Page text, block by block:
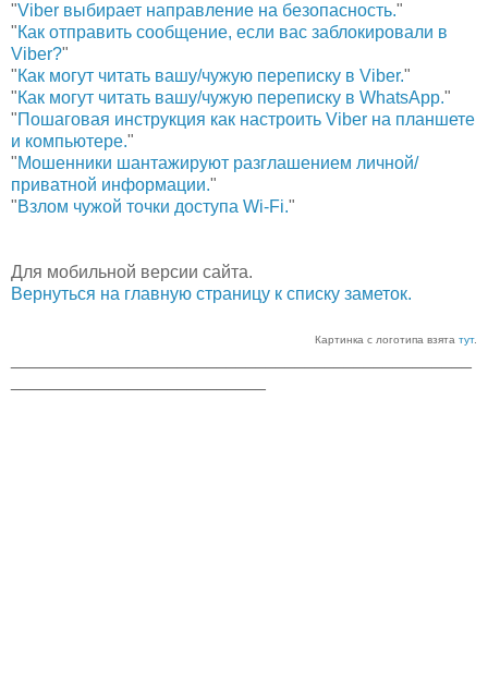
"Viber выбирает направление на безопасность."
"Как отправить сообщение, если вас заблокировали в
Viber?"
"Как могут читать вашу/чужую переписку в Viber."
"Как могут читать вашу/чужую переписку в WhatsApp."
"Пошаговая инструкция как настроить Viber на планшете
и компьютере."
"Мошенники шантажируют разглашением личной/
приватной информации."
"Взлом чужой точки доступа Wi-Fi."
Для мобильной версии сайта.
Вернуться на главную страницу к списку заметок.
Картинка с логотипа взята тут.